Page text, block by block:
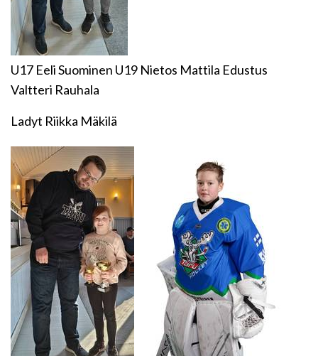
U17 Eeli Suominen U19 Nietos Mattila Edustus
Valtteri Rauhala
Ladyt Riikka Mäkilä